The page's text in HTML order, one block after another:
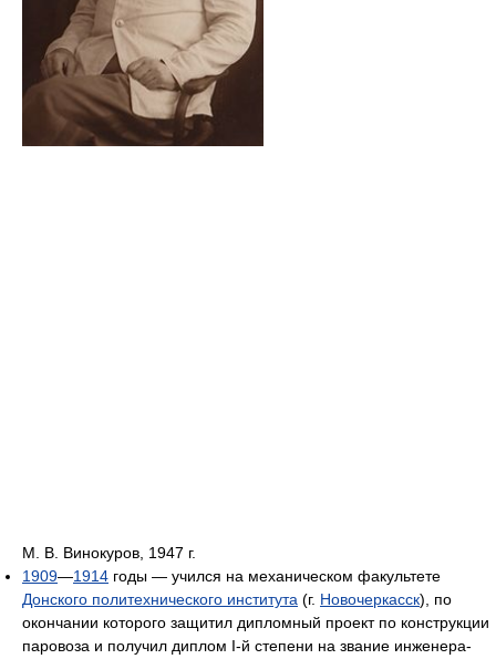
М. В. Винокуров, 1947 г.
1909—1914 годы — учился на механическом факультете
Донского политехнического института (г. Новочеркасск), по
окончании которого защитил дипломный проект по конструкции
паровоза и получил диплом I-й степени на звание инженера-